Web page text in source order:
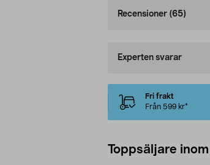
Recensioner (65)
Experten svarar
Fri frakt
Från 599 kr*
Toppsäljare